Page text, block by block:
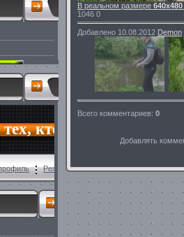
В реальном размере 640x480
1046 0
Добавлено 10.08.2012 Demon
Всего комментариев: 0
Добавлять